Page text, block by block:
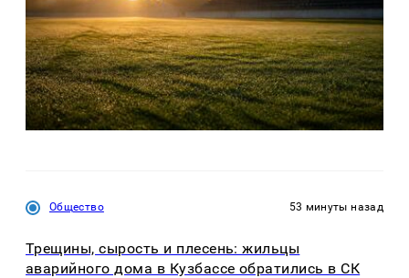
Общество 53 минуты назад
Трещины, сырость и плесень: жильцы
аварийного дома в Кузбассе обратились в СК